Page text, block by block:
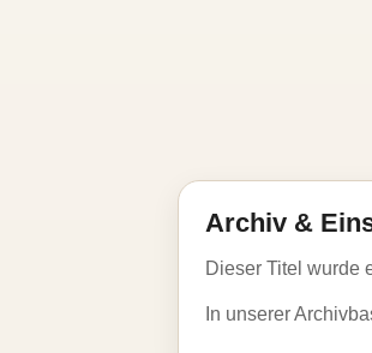
Archiv &
Dieser Titel wurde
In unserer